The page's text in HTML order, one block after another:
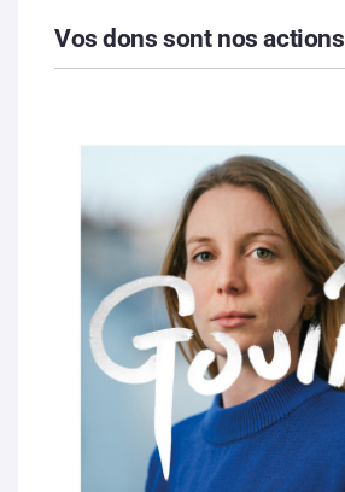
Vos dons sont nos actions